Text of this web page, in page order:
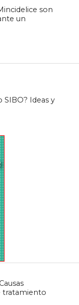
son
un
SIBO? Ideas y
tratamiento